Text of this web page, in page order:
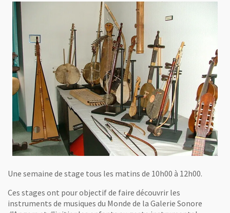
Une semaine de stage tous les matins de 10h00 à 12h00.
Ces stages ont pour objectif de faire découvrir les
instruments de musiques du Monde de la Galerie Sonore